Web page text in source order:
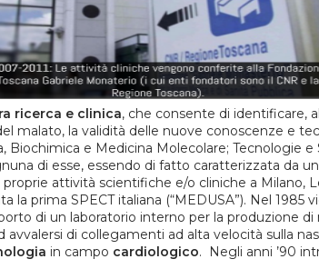
ricerca e clinica, che consente di identificare,
malato, la validità delle nuove conoscenze e
Biochimica e Medicina Molecolare; Tecnologie
di esse, essendo di fatto caratterizzata da
attività scientifiche e/o cliniche a Milano,
la prima SPECT italiana (“MEDUSA”). Nel
di un laboratorio interno per la produzione
di collegamenti ad alta velocità sulla
in campo cardiologico. Negli anni ’90